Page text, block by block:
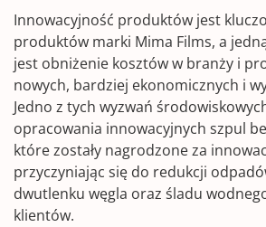
Innowacyjność produktów jest
produktów marki Mima Films, a
jest obniżenie kosztów w branży i
nowych, bardziej ekonomicznych i
Jedno z tych wyzwań
opracowania innowacyjnych szpul
które zostały nagrodzone za
przyczyniając się do redukcji
dwutlenku węgla oraz śladu
klientów.